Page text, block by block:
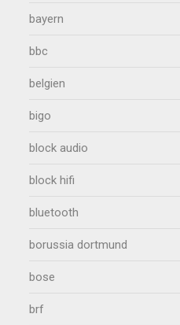
bayern
bbc
belgien
bigo
block audio
block hifi
bluetooth
borussia dortmund
bose
brf